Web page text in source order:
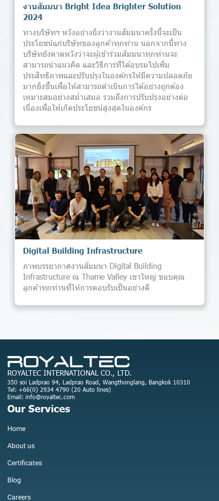
งานสัมมนา Bright Idea Brighter Solution
2024
ทางบริษัทฯ หวังอย่างยิ่งว่างานสัมมนาครั้งนี้จะเป็น
ประโยชน์แก่บริษัทของลูกค้าทุกท่าน นอกจากนี้ทาง
บริษัทยังคาดหวังว่าจะผู้เข้าร่วมสัมมนาทุกท่านจะ
สามารถนำแนวคิด และวิธีการที่ได้อบรมไปเพิ่ม
ประสิทธิภาพและปรับปรุงในองค์กรให้มีความปลอดภัย
มากยิ่งขึ้นเพื่อให้สามารถดำเนินการได้อย่างถูกต้อง
เหมาะสมอย่างสม่ำเสมอ รวมถึงการปรับปรุงอย่างต่อ
เนื่องเพื่อให้เกิดประโยชน์สูงสุดในองค์กร
Digital Building Infrastructure
ภาพบรรยากาศงานสัมมนา Digital Building
Infrastructure ณ Thame Valley เขาใหญ่ ขอบคุณ
ลูกค้าทุกท่านที่ให้การตอบรับเป็นอย่างดี
ROYALTEC INTERNATIONAL CO., LTD.
350 soi Ladprao 94, Ladprao Road, Wangthonglang, Bangkok 10310
Tel: +66(0) 2934 4790 (20 Auto lines)
Email: info@royaltec.com
Our Services
Home
About us
Certificates
Blog
Careers